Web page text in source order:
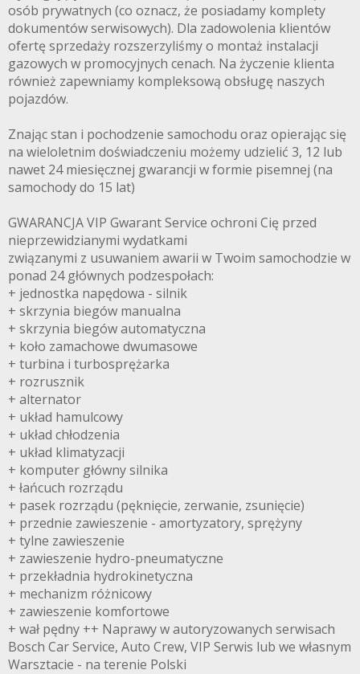
osób prywatnych (co oznacz, że posiadamy komplety
dokumentów serwisowych). Dla zadowolenia klientów
ofertę sprzedaży rozszerzyliśmy o montaż instalacji
gazowych w promocyjnych cenach. Na życzenie klienta
również zapewniamy kompleksową obsługę naszych
pojazdów.
Znając stan i pochodzenie samochodu oraz opierając się
na wieloletnim doświadczeniu możemy udzielić 3, 12 lub
nawet 24 miesięcznej gwarancji w formie pisemnej (na
samochody do 15 lat)
GWARANCJA VIP Gwarant Service ochroni Cię przed
nieprzewidzianymi wydatkami
związanymi z usuwaniem awarii w Twoim samochodzie w
ponad 24 głównych podzespołach:
+ jednostka napędowa - silnik
+ skrzynia biegów manualna
+ skrzynia biegów automatyczna
+ koło zamachowe dwumasowe
+ turbina i turbosprężarka
+ rozrusznik
+ alternator
+ układ hamulcowy
+ układ chłodzenia
+ układ klimatyzacji
+ komputer główny silnika
+ łańcuch rozrządu
+ pasek rozrządu (pęknięcie, zerwanie, zsunięcie)
+ przednie zawieszenie - amortyzatory, sprężyny
+ tylne zawieszenie
+ zawieszenie hydro-pneumatyczne
+ przekładnia hydrokinetyczna
+ mechanizm różnicowy
+ zawieszenie komfortowe
+ wał pędny ++ Naprawy w autoryzowanych serwisach
Bosch Car Service, Auto Crew, VIP Serwis lub we własnym
Warsztacie - na terenie Polski